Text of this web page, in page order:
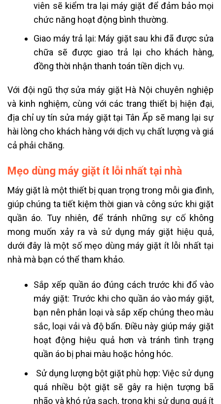
viên sẽ kiểm tra lại máy giặt để đảm bảo mọi
chức năng hoạt động bình thường.
Giao máy trả lại: Máy giặt sau khi đã được sửa
chữa sẽ được giao trả lại cho khách hàng,
đồng thời nhận thanh toán tiền dịch vụ.
Với đội ngũ thợ sửa máy giặt Hà Nội chuyên nghiệp
và kinh nghiệm, cùng với các trang thiết bị hiện đại,
địa chỉ uy tín sửa máy giặt tại Tân Ấp sẽ mang lại sự
hài lòng cho khách hàng với dịch vụ chất lượng và giá
cả phải chăng.
Mẹo dùng máy giặt ít lỗi nhất tại nhà
Máy giặt là một thiết bị quan trọng trong mỗi gia đình,
giúp chúng ta tiết kiệm thời gian và công sức khi giặt
quần áo. Tuy nhiên, để tránh những sự cố không
mong muốn xảy ra và sử dụng máy giặt hiệu quả,
dưới đây là một số mẹo dùng máy giặt ít lỗi nhất tại
nhà mà bạn có thể tham khảo.
Sắp xếp quần áo đúng cách trước khi đổ vào
máy giặt: Trước khi cho quần áo vào máy giặt,
bạn nên phân loại và sắp xếp chúng theo màu
sắc, loại vải và độ bẩn. Điều này giúp máy giặt
hoạt động hiệu quả hơn và tránh tình trạng
quần áo bị phai màu hoặc hỏng hóc.
Sử dụng lượng bột giặt phù hợp: Việc sử dụng
quá nhiều bột giặt sẽ gây ra hiện tượng bã
nhão và khó rửa sạch, trong khi sử dụng quá ít